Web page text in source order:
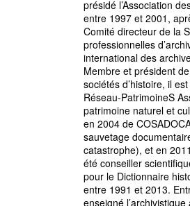
présidé l’Association
entre 1997 et 2001,
Comité directeur de la
professionnelles
international des
Membre et président
sociétés d’histoire, il
Réseau-PatrimoineS
patrimoine naturel et
en 2004 de
sauvetage
catastrophe), et en
été conseiller
pour le Dictionnaire
entre 1991 et 2013.
enseigné